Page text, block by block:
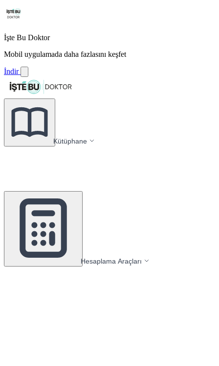
İşte Bu Doktor
Mobil uygulamada daha fazlasını keşfet
İndir
Kütüphane
Hesaplama Araçları